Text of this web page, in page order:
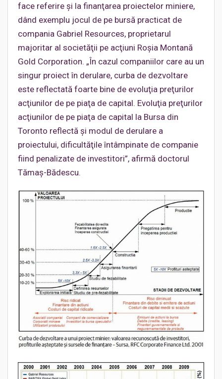
face referire şi la finanţarea proiectelor miniere,
dând exemplu jocul de pe bursă practicat de
compania Gabriel Resources, proprietarul
majoritar al societăţii pe acţiuni Roşia Montană
Gold Corporation. „În cazul companiilor care au un
singur proiect în derulare, curba de dezvoltare
este reflectată foarte bine de evoluţia preţurilor
acţiunilor de pe piaţa de capital. Evoluţia preţurilor
acţiunilor de pe piaţa de capital la Bursa din
Toronto reflectă şi modul de derulare a
proiectului, dificultăţile întâmpinate de companie
fiind penalizate de investitori”, afirmă doctorul
Tămaş-Bădescu.